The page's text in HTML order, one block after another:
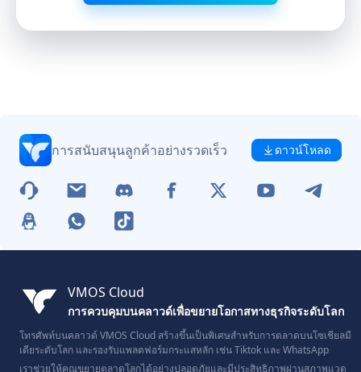
การสนับสนุนลูกค้าอย่างรวดเร็ว ดาวน์โหลด
VMOS Cloud
การควบคุมบนคลาวด์เพื่อขยายโอกาสทางธุรกิจระดับโลก
โทรศัพท์บนคลาวด์ VMOS Cloud สร้างขึ้นเป็นพิเศษสำหรับการตลาดบนโซเชียลมี
เดียระดับโลก และรองรับแพลตฟอร์มกระแสหลัก เช่น Tiktok และ WhatsApp
เราช่วยให้คุณขยายตลาดโลกได้อย่างปลอดภัยและมีประสิทธิภาพผ่านสภาพแวด